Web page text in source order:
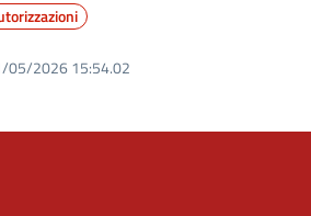
05/2026 15:54.02